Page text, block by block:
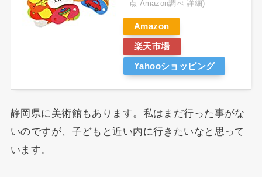
点 Amazon調べ-詳細)
Amazon
楽天市場
Yahooショッピング
静岡県に美術館もあります。私はまだ行った事がな
いのですが、子どもと近い内に行きたいなと思って
います。